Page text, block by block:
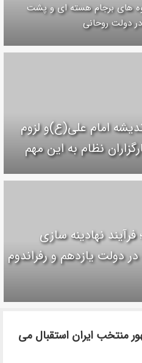
میوه های برجام هسته ای و پشت
دولت روحانی
امام علی(ع)و لزوم
نظام به این مهم
نهادینه سازی
دولت یازدهم و رفراندوم
منتخب ایران استقبال می